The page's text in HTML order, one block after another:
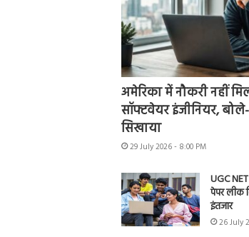
अमेरिका में नौकरी नहीं
सॉफ्टवेयर इंजीनियर,
सिखाया
29 July 2026 - 8:00 PM
UGC
पेपर लीक
इंतजार
26 July